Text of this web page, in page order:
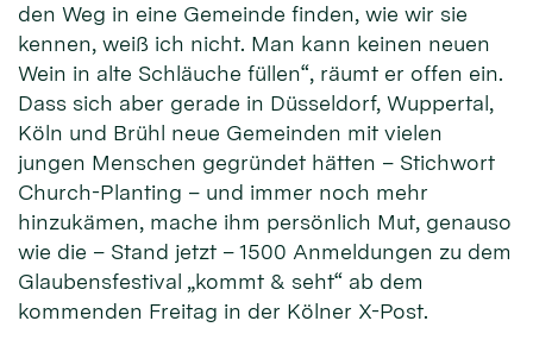
den Weg in eine Gemeinde finden, wie wir sie
kennen, weiß ich nicht. Man kann keinen neuen
Wein in alte Schläuche füllen“, räumt er offen ein.
Dass sich aber gerade in Düsseldorf, Wuppertal,
Köln und Brühl neue Gemeinden mit vielen
jungen Menschen gegründet hätten – Stichwort
Church-Planting – und immer noch mehr
hinzukämen, mache ihm persönlich Mut, genauso
wie die – Stand jetzt – 1500 Anmeldungen zu dem
Glaubensfestival „kommt & seht“ ab dem
kommenden Freitag in der Kölner X-Post.